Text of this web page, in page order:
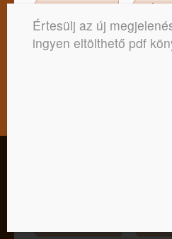
Lynn Picknett
Láma Ole Nydahl
Értesülj az új
ingyen eltölthető pdf